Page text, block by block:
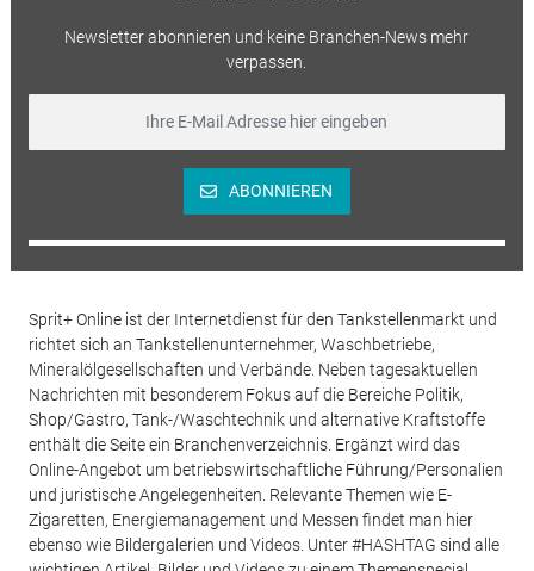
Newsletter abonnieren und keine Branchen-News mehr
verpassen.
ABONNIEREN
Sprit+ Online ist der Internetdienst für den Tankstellenmarkt und
richtet sich an Tankstellenunternehmer, Waschbetriebe,
Mineralölgesellschaften und Verbände. Neben tagesaktuellen
Nachrichten mit besonderem Fokus auf die Bereiche Politik,
Shop/Gastro, Tank-/Waschtechnik und alternative Kraftstoffe
enthält die Seite ein Branchenverzeichnis. Ergänzt wird das
Online-Angebot um betriebswirtschaftliche Führung/Personalien
und juristische Angelegenheiten. Relevante Themen wie E-
Zigaretten, Energiemanagement und Messen findet man hier
ebenso wie Bildergalerien und Videos. Unter #HASHTAG sind alle